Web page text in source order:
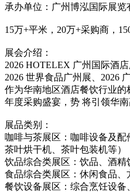
承办单位：广州博泓国际展览
15万+平米，20万+采购商，
展会介绍：
2026 HOTELEX 广州国际酒
2026 世界食品广州展、2026
作为华南地区酒店餐饮行业
年度采购盛宴，势 将引领华
展品类别：
咖啡与茶展区：咖啡设备及
茶叶烘干机、茶叶包装机等）
饮品综合类展区：饮品、酒精
食品综合类展区：休闲食品
餐饮设备展区：综合烹饪设